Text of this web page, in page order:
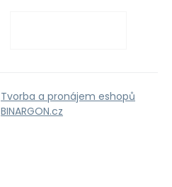
Tvorba a pronájem eshopů
BINARGON.cz